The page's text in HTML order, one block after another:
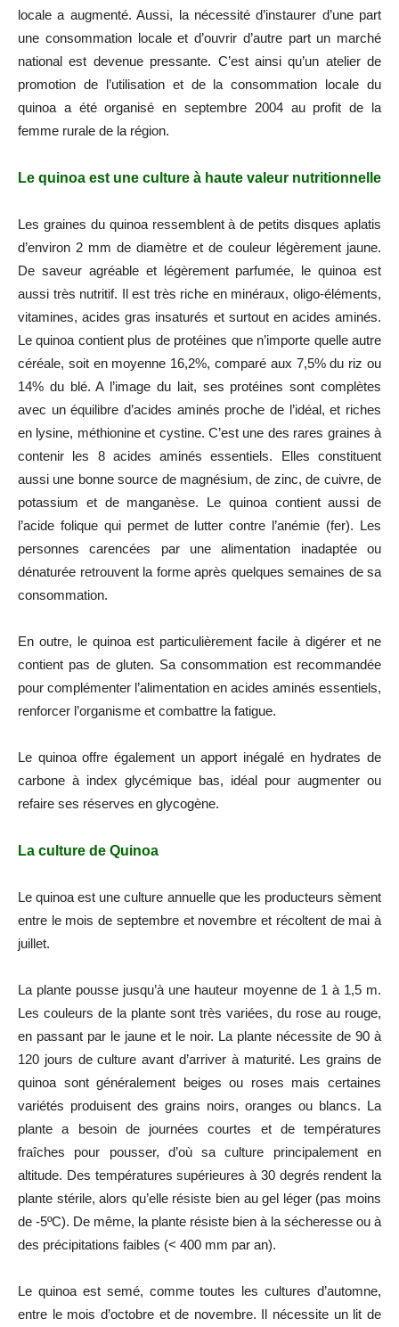
locale a augmenté. Aussi, la nécessité d’instaurer d’une part
une consommation locale et d’ouvrir d’autre part un marché
national est devenue pressante. C’est ainsi qu’un atelier de
promotion de l’utilisation et de la consommation locale du
quinoa a été organisé en septembre 2004 au profit de la
femme rurale de la région.
Le quinoa est une culture à haute valeur nutritionnelle
Les graines du quinoa ressemblent à de petits disques aplatis
d’environ 2 mm de diamètre et de couleur légèrement jaune.
De saveur agréable et légèrement parfumée, le quinoa est
aussi très nutritif. Il est très riche en minéraux, oligo-éléments,
vitamines, acides gras insaturés et surtout en acides aminés.
Le quinoa contient plus de protéines que n’importe quelle autre
céréale, soit en moyenne 16,2%, comparé aux 7,5% du riz ou
14% du blé. A l’image du lait, ses protéines sont complètes
avec un équilibre d’acides aminés proche de l’idéal, et riches
en lysine, méthionine et cystine. C’est une des rares graines à
contenir les 8 acides aminés essentiels. Elles constituent
aussi une bonne source de magnésium, de zinc, de cuivre, de
potassium et de manganèse. Le quinoa contient aussi de
l’acide folique qui permet de lutter contre l’anémie (fer). Les
personnes carencées par une alimentation inadaptée ou
dénaturée retrouvent la forme après quelques semaines de sa
consommation.
En outre, le quinoa est particulièrement facile à digérer et ne
contient pas de gluten. Sa consommation est recommandée
pour complémenter l’alimentation en acides aminés essentiels,
renforcer l’organisme et combattre la fatigue.
Le quinoa offre également un apport inégalé en hydrates de
carbone à index glycémique bas, idéal pour augmenter ou
refaire ses réserves en glycogène.
La culture de Quinoa
Le quinoa est une culture annuelle que les producteurs sèment
entre le mois de septembre et novembre et récoltent de mai à
juillet.
La plante pousse jusqu’à une hauteur moyenne de 1 à 1,5 m.
Les couleurs de la plante sont très variées, du rose au rouge,
en passant par le jaune et le noir. La plante nécessite de 90 à
120 jours de culture avant d’arriver à maturité. Les grains de
quinoa sont généralement beiges ou roses mais certaines
variétés produisent des grains noirs, oranges ou blancs. La
plante a besoin de journées courtes et de températures
fraîches pour pousser, d’où sa culture principalement en
altitude. Des températures supérieures à 30 degrés rendent la
plante stérile, alors qu’elle résiste bien au gel léger (pas moins
de -5ºC). De même, la plante résiste bien à la sécheresse ou à
des précipitations faibles (< 400 mm par an).
Le quinoa est semé, comme toutes les cultures d’automne,
entre le mois d’octobre et de novembre. Il nécessite un lit de